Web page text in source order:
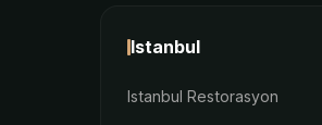
Istanbul
Istanbul Restorasyon